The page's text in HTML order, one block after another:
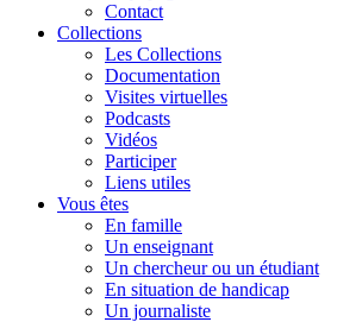
Contact
Collections
Les Collections
Documentation
Visites virtuelles
Podcasts
Vidéos
Participer
Liens utiles
Vous êtes
En famille
Un enseignant
Un chercheur ou un étudiant
En situation de handicap
Un journaliste